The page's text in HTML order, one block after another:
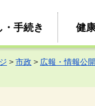
・手続き 健
> 市政 > 広報・情報公開